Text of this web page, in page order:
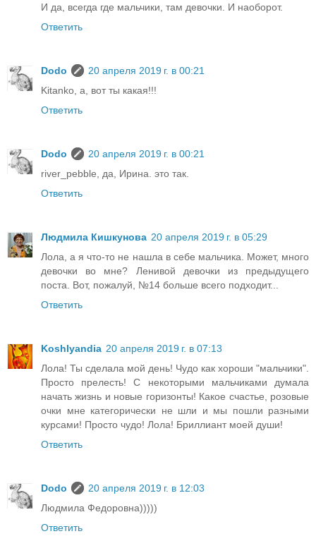
И да, всегда где мальчики, там девочки. И наоборот.
Ответить
Dodo
20 апреля 2019 г. в 00:21
Kitanko, а, вот ты какая!!!
Ответить
Dodo
20 апреля 2019 г. в 00:21
river_pebble, да, Ирина. это так.
Ответить
Людмила Кишкунова 20 апреля 2019 г. в 05:29
Лола, а я что-то не нашла в себе мальчика. Может, много
девочки во мне? Ленивой девочки из предыдущего
поста. Вот, пожалуй, №14 больше всего подходит...
Ответить
Koshlyandia 20 апреля 2019 г. в 07:13
Лола! Ты сделала мой день! Чудо как хороши "мальчики".
Просто прелесть! С некоторыми мальчиками думала
начать жизнь и новые горизонты! Какое счастье, розовые
очки мне категорически не шли и мы пошли разными
курсами! Просто чудо! Лола! Бриллиант моей души!
Ответить
Dodo
20 апреля 2019 г. в 12:03
Людмила Федоровна)))))
Ответить